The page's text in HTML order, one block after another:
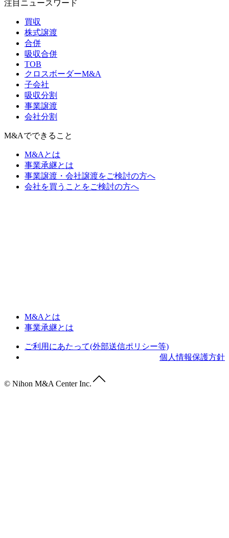
注目ニュースワード
買収
株式譲渡
合併
吸収合併
TOB
クロスボーダーM&A
子会社
吸収分割
事業譲渡
会社分割
M&Aでできること
M&Aとは
事業承継とは
事業譲渡・会社譲渡をご検討の方へ
会社を買うことをご検討の方へ
M&Aとは
事業承継とは
ご利用にあたって(外部送信ポリシー等)
個人情報保護方針
© Nihon M&A Center Inc.